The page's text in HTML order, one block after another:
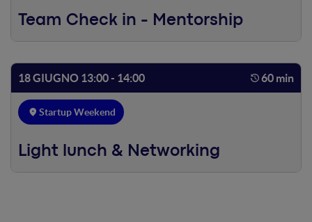
Team Check in - Mentorship
18 GIUGNO 13:00 - 14:00 60 min
Startup Weekend
Light lunch & Networking